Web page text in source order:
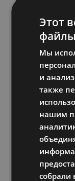
риск
195,00€
Этот
Мы
и
также
нашим
собрали